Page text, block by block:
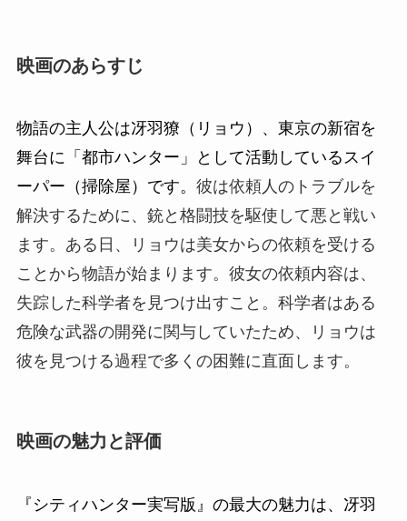
映画のあらすじ
物語の主人公は冴羽獠（リョウ）、東京の新宿を
舞台に「都市ハンター」として活動しているスイ
ーパー（掃除屋）です。 彼は依頼人のトラブルを
解決するために、銃と格闘技を駆使して悪と戦い
ます。ある日、リョウは美女からの依頼を受ける
ことから物語が始まります。彼女の依頼内容は、
失踪した科学者を見つけ出すこと。科学者はある
危険な武器の開発に関与していたため、リョウは
彼を見つける過程で多くの困難に直面します。
映画の魅力と評価
『シティハンター実写版』の最大の魅力は、冴羽